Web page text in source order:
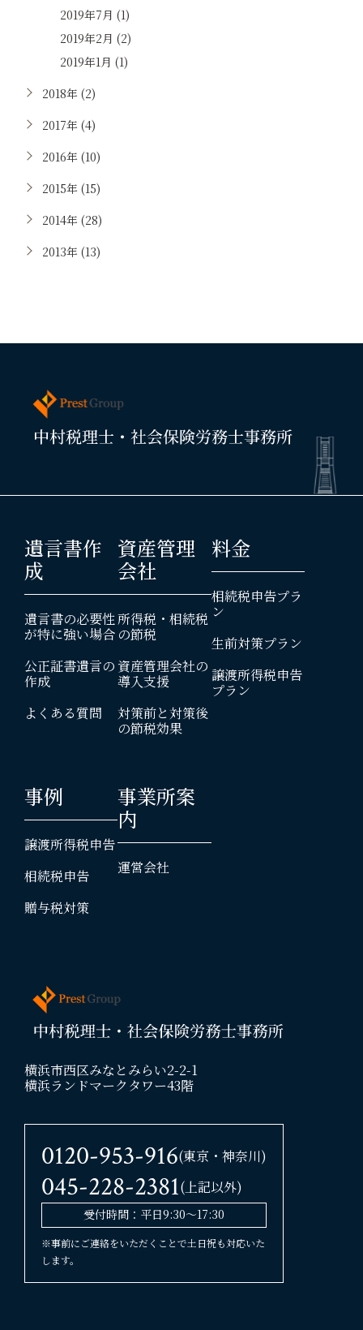
2019年7月 (1)
2019年2月 (2)
2019年1月 (1)
2018年 (2)
2017年 (4)
2016年 (10)
2015年 (15)
2014年 (28)
2013年 (13)
遺言書作
成
遺言書の必要性
が特に強い場合
公正証書遺言の
作成
よくある質問
資産管理
会社
所得税・相続税
の節税
資産管理会社の
導入支援
対策前と対策後
の節税効果
料金
相続税申告プラ
ン
生前対策プラン
譲渡所得税申告
プラン
事例
譲渡所得税申告
相続税申告
贈与税対策
事業所案
内
運営会社
横浜市西区みなとみらい2-2-1
横浜ランドマークタワー43階
0120-953-916(東京・神奈川)
045-228-2381(上記以外)
受付時間：平日9:30〜17:30
※事前にご連絡をいただくことで土日祝も対応いた
します。